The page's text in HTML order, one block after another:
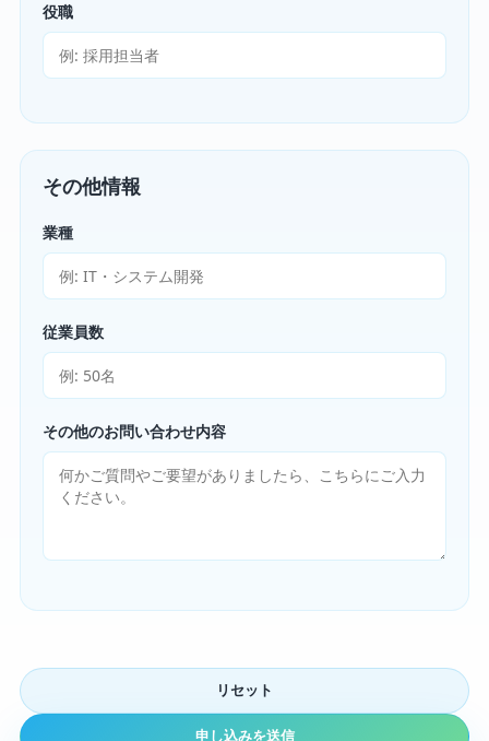
役職
その他情報
業種
従業員数
その他のお問い合わせ内容
リセット
申し込みを送信